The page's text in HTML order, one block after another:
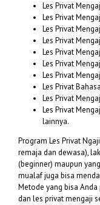
Les Privat
Les Privat
Les Privat
Les Privat
Les Privat
Les Privat
Les Privat
Les Privat
Les Privat
Les Privat
lainnya.
Program Les Privat
remaja dan dewasa),
(beginner) maupun
mualaf juga bisa
Metode yang bisa
dan les privat mengaji